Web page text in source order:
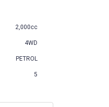
2,000cc
4WD
PETROL
5